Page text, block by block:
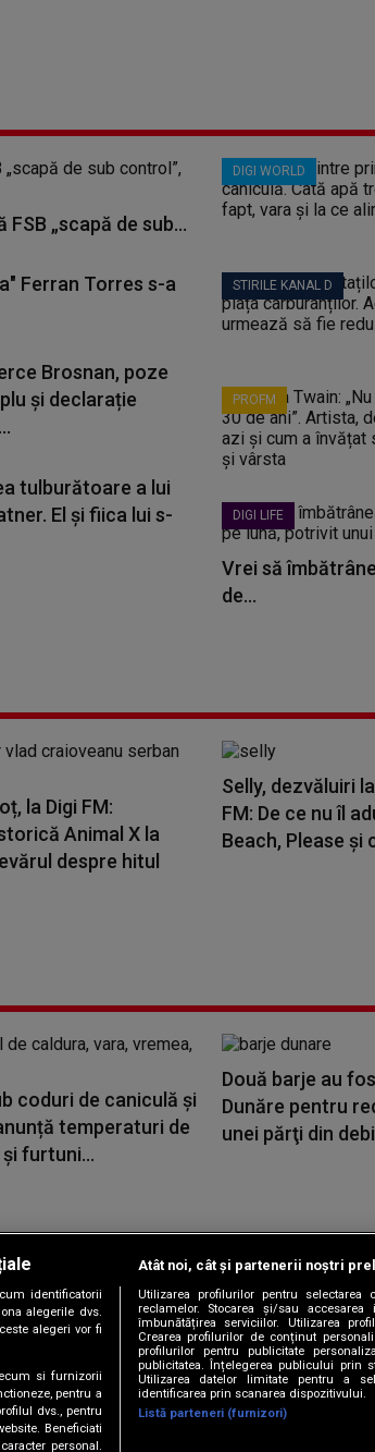
„scapă de sub...
Ferran Torres s-a
Brosnan, poze
și declarație
tulburătoare a lui
El și fiica lui s-
DIGI WORLD
STIRILE KANAL D
PROFM
DIGI LIFE
Vrei să
de...
la Digi FM:
Animal X la
despre hitul
Selly, dezvăluiri
FM: De ce nu îl
Beach, Please și
coduri de caniculă și
temperaturi de
furtuni...
Două barje au
Dunăre pentru
unei părţi din
Copyright © 2026 / DIGI ROMANIA S.A.
Termeni și condiții |Politica de confidențialitate|
Urmărește-ne și pe
identificatorii
alegerile dvs.
alegeri vor fi
si furnizorii
pentru a
dvs., pentru
Beneficiati
personal.
Atât noi, cât și partenerii noștri
Utilizarea profilurilor pentru selectarea
reclamelor. Stocarea și/sau
îmbunătățirea serviciilor. Utilizarea
Crearea profilurilor de conținut
profilurilor pentru publicitate
publicitatea. Înțelegerea publicului prin
Utilizarea datelor limitate pentru a
identificarea prin scanarea dispozitivului.
Listă parteneri (furnizori)